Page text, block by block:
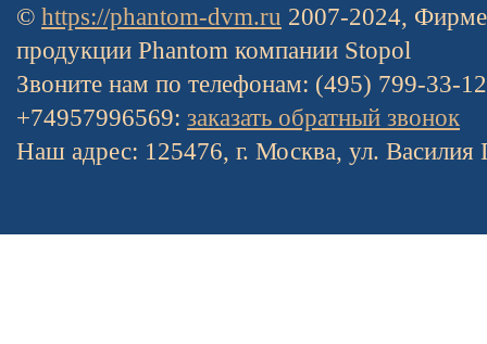
© https://phantom-dvm.ru 2007-2024,
продукции Phantom компании Stopol
Звоните нам по телефонам: (495) 799-33-
+74957996569: заказать обратный звонок
Наш адрес: 125476, г. Москва, ул. Василия